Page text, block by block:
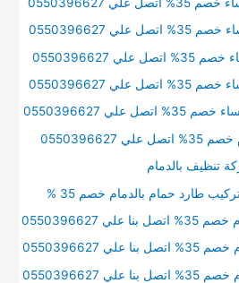
0550396627
0550396627
0550396627
0550396627
تنظيف بالدمام
طارد حمام بالدمام خصم 35 %
0550396627
0550396627